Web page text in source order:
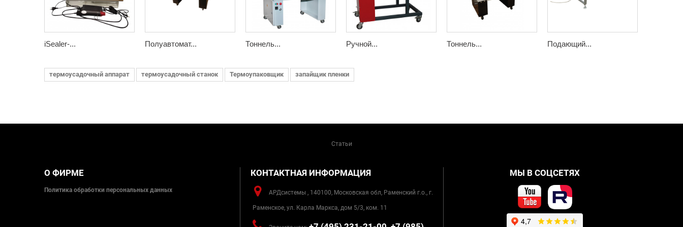
iSealer-... Полуавтомат... Тоннель... Ручной... Тоннель... Подающий...
термоусадочный аппарат термоусадочный станок Термоупаковщик запайщик пленки
Статьи
О ФИРМЕ
Политика обработки персональных данных
КОНТАКТНАЯ ИНФОРМАЦИЯ
АРДсистемы , 140100, Московская обл, Раменский г.о., г.
Раменское, ул. Карла Маркса, дом 5/3, ком. 11
МЫ В СОЦСЕТЯХ